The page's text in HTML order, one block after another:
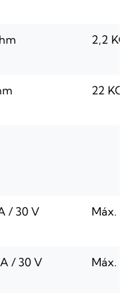
2,2
22
/ 30 V Máx. 1
/ 30 V Máx. 2